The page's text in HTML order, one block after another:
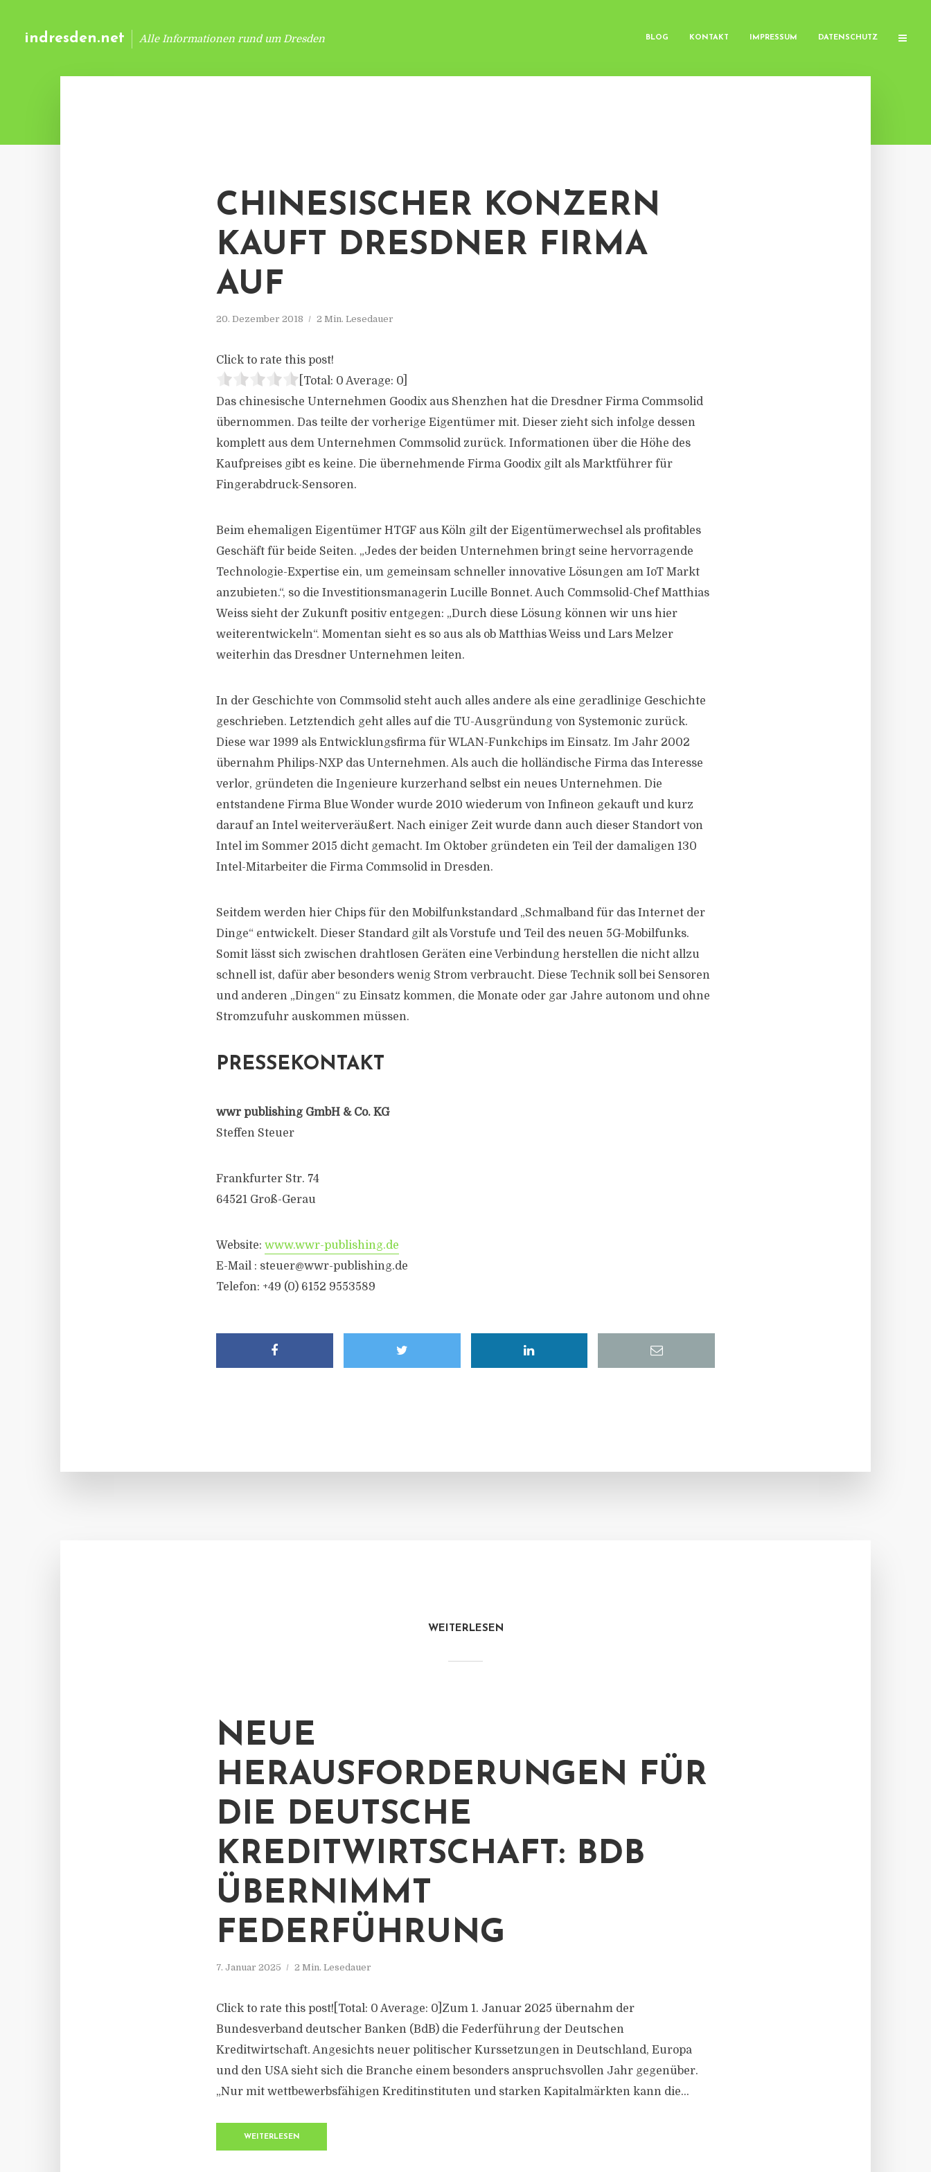
indresden.net Alle Informationen rund um Dresden BLOG KONTAKT IMPRESSUM DATENSCHUTZ
CHINESISCHER KONZERN
KAUFT DRESDNER FIRMA
AUF
20. Dezember 2018 2 Min. Lesedauer
Click to rate this post!
[Total: 0 Average: 0
Das chinesische Unternehmen Goodix aus Shenzhen hat die Dresdner Firma Commsolid
übernommen. Das teilte der vorherige Eigentümer mit. Dieser zieht sich infolge dessen
komplett aus dem Unternehmen Commsolid zurück. Informationen über die Höhe des
Kaufpreises gibt es keine. Die übernehmende Firma Goodix gilt als Marktführer für
Fingerabdruck-Sensoren.
Beim ehemaligen Eigentümer HTGF aus Köln gilt der Eigentümerwechsel als profitables
Geschäft für beide Seiten. „Jedes der beiden Unternehmen bringt seine hervorragende
Technologie-Expertise ein, um gemeinsam schneller innovative Lösungen am IoT Markt
anzubieten.“, so die Investitionsmanagerin Lucille Bonnet. Auch Commsolid-Chef Matthias
Weiss sieht der Zukunft positiv entgegen: „Durch diese Lösung können wir uns hier
weiterentwickeln“. Momentan sieht es so aus als ob Matthias Weiss und Lars Melzer
weiterhin das Dresdner Unternehmen leiten.
In der Geschichte von Commsolid steht auch alles andere als eine geradlinige Geschichte
geschrieben. Letztendich geht alles auf die TU-Ausgründung von Systemonic zurück.
Diese war 1999 als Entwicklungsfirma für WLAN-Funkchips im Einsatz. Im Jahr 2002
übernahm Philips-NXP das Unternehmen. Als auch die holländische Firma das Interesse
verlor, gründeten die Ingenieure kurzerhand selbst ein neues Unternehmen. Die
entstandene Firma Blue Wonder wurde 2010 wiederum von Infineon gekauft und kurz
darauf an Intel weiterveräußert. Nach einiger Zeit wurde dann auch dieser Standort von
Intel im Sommer 2015 dicht gemacht. Im Oktober gründeten ein Teil der damaligen 130
Intel-Mitarbeiter die Firma Commsolid in Dresden.
Seitdem werden hier Chips für den Mobilfunkstandard „Schmalband für das Internet der
Dinge“ entwickelt. Dieser Standard gilt als Vorstufe und Teil des neuen 5G-Mobilfunks.
Somit lässt sich zwischen drahtlosen Geräten eine Verbindung herstellen die nicht allzu
schnell ist, dafür aber besonders wenig Strom verbraucht. Diese Technik soll bei Sensoren
und anderen „Dingen“ zu Einsatz kommen, die Monate oder gar Jahre autonom und ohne
Stromzufuhr auskommen müssen.
PRESSEKONTAKT
wwr publishing GmbH & Co. KG
Steffen Steuer
Frankfurter Str. 74
64521 Groß-Gerau
Website: www.wwr-publishing.de
E-Mail : steuer@wwr-publishing.de
Telefon: +49 (0) 6152 9553589
WEITERLESEN
NEUE
HERAUSFORDERUNGEN FÜR
DIE DEUTSCHE
KREDITWIRTSCHAFT: BDB
ÜBERNIMMT
FEDERFÜHRUNG
7. Januar 2025 2 Min. Lesedauer
Click to rate this post![Total: 0 Average: 0]Zum 1. Januar 2025 übernahm der
Bundesverband deutscher Banken (BdB) die Federführung der Deutschen
Kreditwirtschaft. Angesichts neuer politischer Kurssetzungen in Deutschland, Europa
und den USA sieht sich die Branche einem besonders anspruchsvollen Jahr gegenüber.
„Nur mit wettbewerbsfähigen Kreditinstituten und starken Kapitalmärkten kann die...
WEITERLESEN